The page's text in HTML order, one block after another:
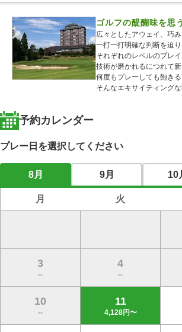
ゴルフの醍醐味を思
広々としたアウェイ、巧
一打一打明確な判断を迫
それぞれのレベルのプレ
技術が磨かれるにつれて
何度もプレーしても飽き
そんなエキサイティングな
予約カレンダー
プレー日を選択してください
8月 9月 10
月 火
3
--
4
--
10
--
11
4,128円〜